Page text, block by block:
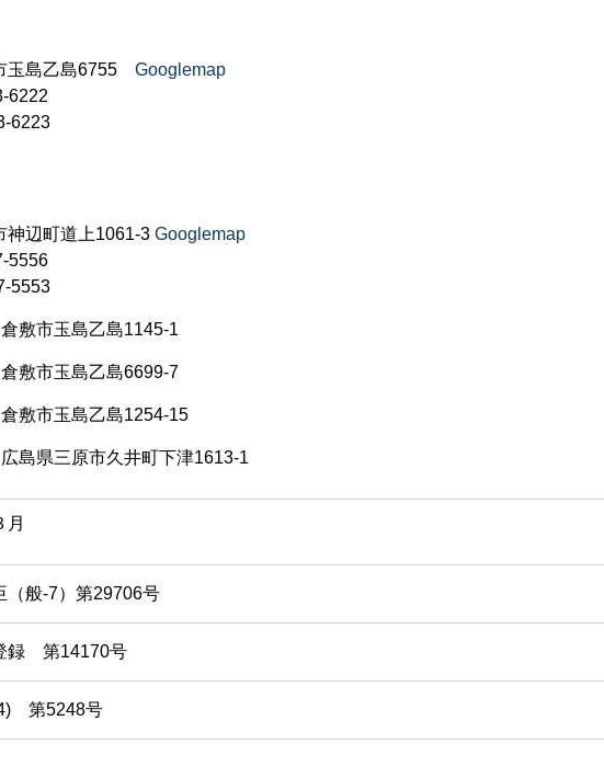
玉島乙島6755 Googlemap
6222
6223
神辺町道上1061-3 Googlemap
5556
5553
敷市玉島乙島1145-1
敷市玉島乙島6699-7
敷市玉島乙島1254-15
島県三原市久井町下津1613-1
月
（般-7）第29706号
録 第14170号
第5248号